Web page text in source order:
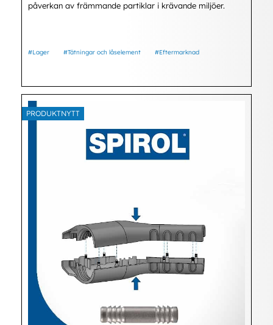
påverkan av främmande partiklar i krävande miljöer.
#Lager #Tätningar och låselement #Eftermarknad
PRODUKTNYTT